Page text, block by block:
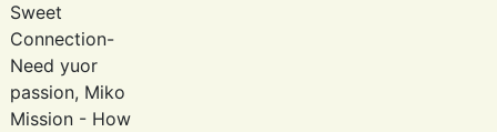
Sweet
Connection-
Need yuor
passion, Miko
Mission - How